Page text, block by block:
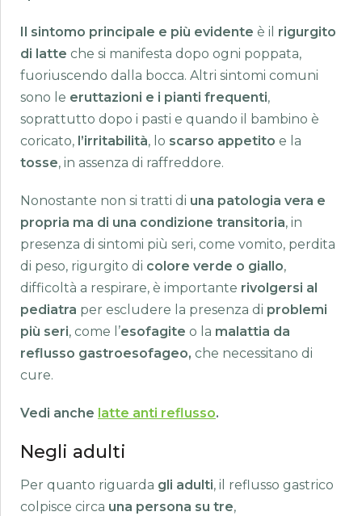
Il sintomo principale e più evidente è il rigurgito
di latte che si manifesta dopo ogni poppata,
fuoriuscendo dalla bocca. Altri sintomi comuni
sono le eruttazioni e i pianti frequenti,
soprattutto dopo i pasti e quando il bambino è
coricato, l’irritabilità, lo scarso appetito e la
tosse, in assenza di raffreddore.
Nonostante non si tratti di una patologia vera e
propria ma di una condizione transitoria, in
presenza di sintomi più seri, come vomito, perdita
di peso, rigurgito di colore verde o giallo,
difficoltà a respirare, è importante rivolgersi al
pediatra per escludere la presenza di problemi
più seri, come l’esofagite o la malattia da
reflusso gastroesofageo, che necessitano di
cure.
Vedi anche latte anti reflusso.
Negli adulti
Per quanto riguarda gli adulti, il reflusso gastrico
colpisce circa una persona su tre,